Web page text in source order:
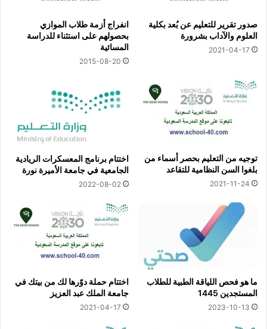
صدور تقرير للتعليم عن بُعد بكلية
العلوم والآداب بشرورة
2021-04-17
انفراج أزمة طلاب الموازي
بحصولهم على استثناء للدراسة
المسائية
2015-08-20
توجيه من التعليم بحصر أسماء من
بلغوا السن النظامية للتقاعد
2021-11-24
اختتام برنامج المعسكرات الريادية
الجامعية في جامعة الأميرة نورة
2022-08-02
ما هو فحص اللياقة الطبية للطلاب
المستجدين 1445
2023-10-13
اختتام حملة دوّرها لك من بيتك في
جامعة الملك عبد العزيز
2021-04-17